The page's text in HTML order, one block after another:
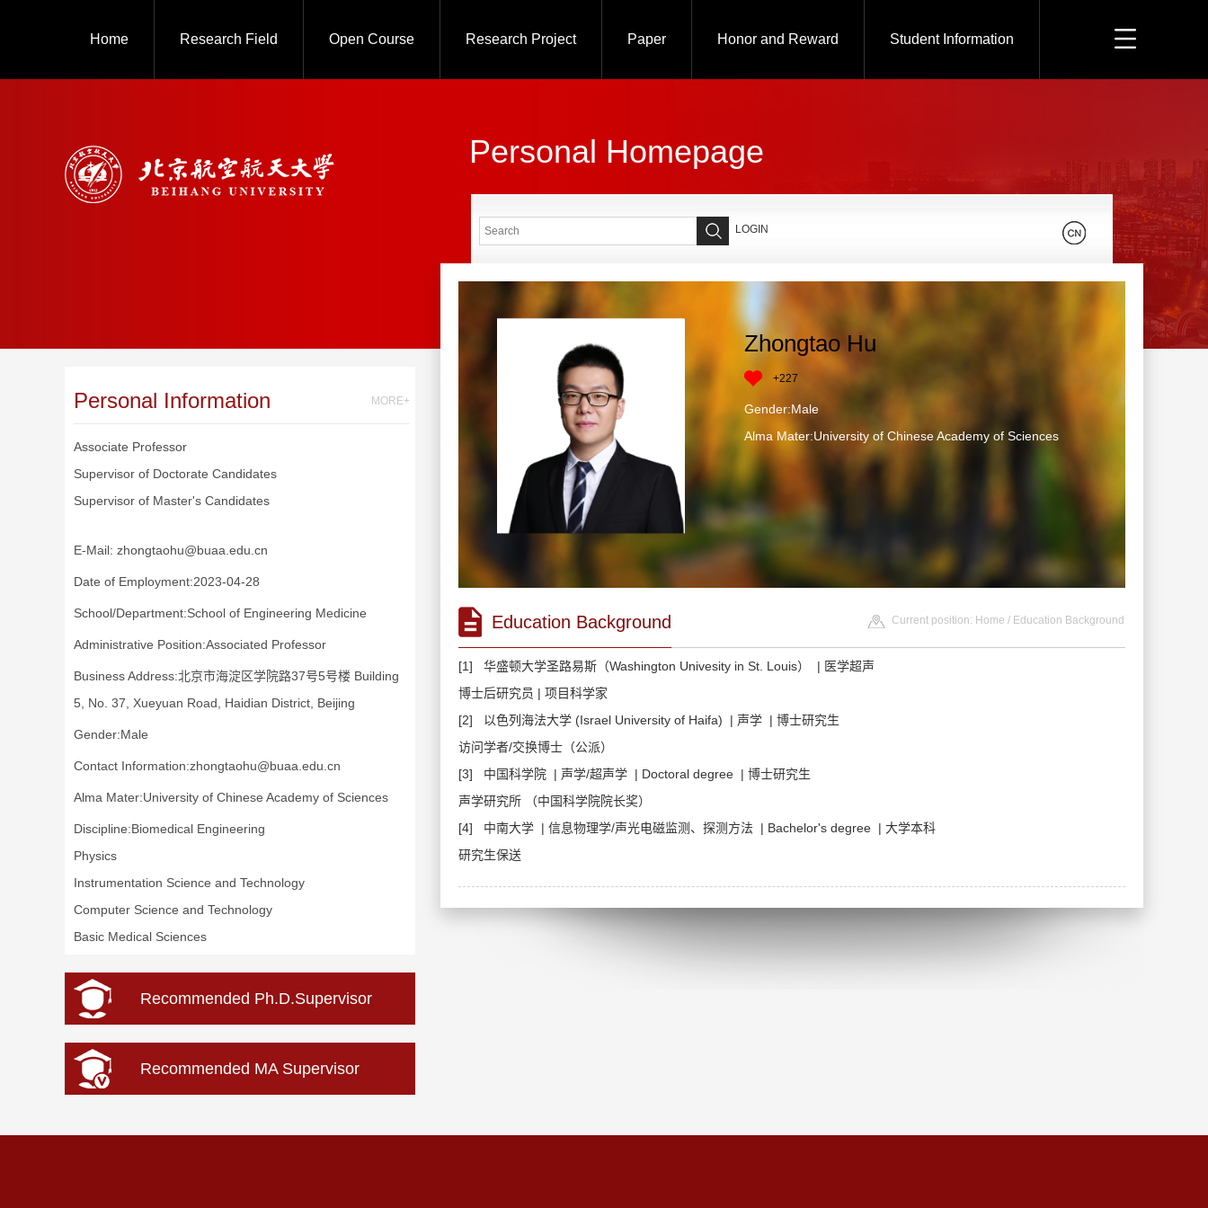
Home Research Field Open Course Research Project Paper Honor and Reward Student Information
Personal Homepage
Personal Information MORE+
Associate Professor
Supervisor of Doctorate Candidates
Supervisor of Master's Candidates
E-Mail: zhongtaohu@buaa.edu.cn
Date of Employment:2023-04-28
School/Department:School of Engineering Medicine
Administrative Position:Associated Professor
Business Address:北京市海淀区学院路37号5号楼 Building
5, No. 37, Xueyuan Road, Haidian District, Beijing
Gender:Male
Contact Information:zhongtaohu@buaa.edu.cn
Alma Mater:University of Chinese Academy of Sciences
Discipline:Biomedical Engineering
Physics
Instrumentation Science and Technology
Computer Science and Technology
Basic Medical Sciences
Recommended Ph.D.Supervisor
Recommended MA Supervisor
LOGIN
Zhongtao Hu
+227
Gender:Male
Alma Mater:University of Chinese Academy of Sciences
Education Background Current position: Home / Education Background
[1] 华盛顿大学圣路易斯（Washington Univesity in St. Louis） | 医学超声
博士后研究员 | 项目科学家
[2] 以色列海法大学 (Israel University of Haifa) | 声学 | 博士研究生
访问学者/交换博士（公派）
[3] 中国科学院 | 声学/超声学 | Doctoral degree | 博士研究生
声学研究所 （中国科学院院长奖）
[4] 中南大学 | 信息物理学/声光电磁监测、探测方法 | Bachelor's degree | 大学本科
研究生保送